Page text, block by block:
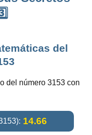
del
del número 3153 con
14.66